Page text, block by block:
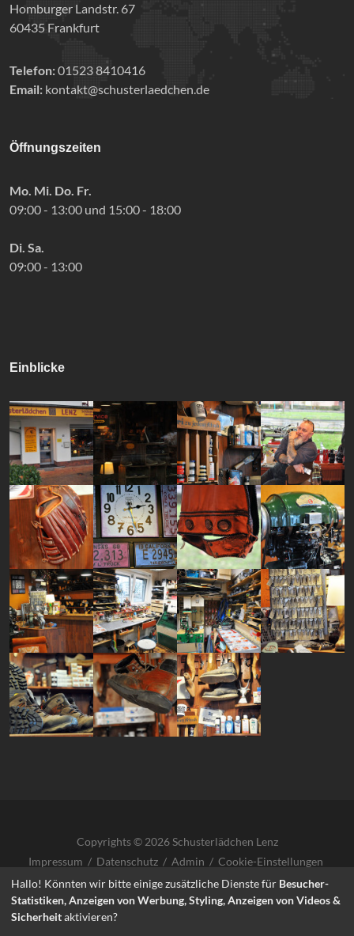
Homburger Landstr. 67
60435 Frankfurt
Telefon:01523 8410416
Email: kontakt@schusterlaedchen.de
Öffnungszeiten
Mo. Mi. Do. Fr.
09:00 - 13:00 und 15:00 - 18:00
Di. Sa.
09:00 - 13:00
Einblicke
Copyrights © 2026 Schusterlädchen Lenz
Impressum / Datenschutz / Admin / Cookie-Einstellungen
Hallo! Könnten wir bitte einige zusätzliche Dienste für Besucher-
Statistiken, Anzeigen von Werbung, Styling, Anzeigen von Videos &
Sicherheitaktivieren?